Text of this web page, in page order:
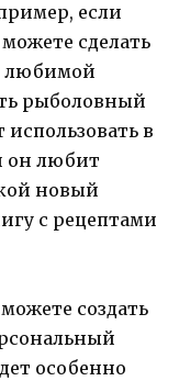
если
сделать
любимой
рыболовный
в
он любит
новый
с рецептами
создать
особенно